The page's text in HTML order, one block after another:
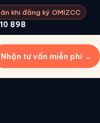
khi đăng ký OMIZCC
898
Nhận tư vấn miễn phí →